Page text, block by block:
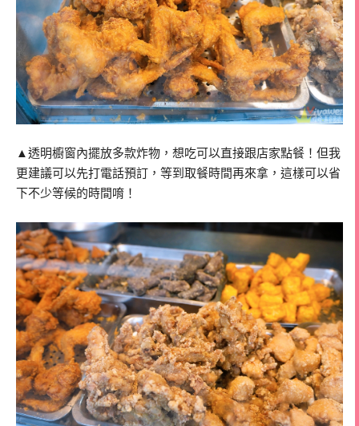
▲透明櫥窗內擺放多款炸物，想吃可以直接跟店家點餐！但我
更建議可以先打電話預訂，等到取餐時間再來拿，這樣可以省
下不少等候的時間唷！